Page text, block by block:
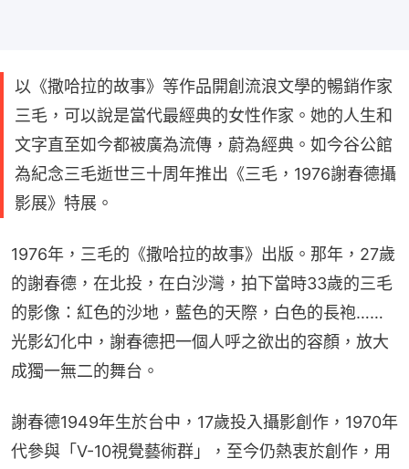
以《撒哈拉的故事》等作品開創流浪文學的暢銷作家
三毛，可以說是當代最經典的女性作家。她的人生和
文字直至如今都被廣為流傳，蔚為經典。如今谷公館
為紀念三毛逝世三十周年推出《三毛，1976謝春德攝
影展》特展。
1976年，三毛的《撒哈拉的故事》出版。那年，27歲
的謝春德，在北投，在白沙灣，拍下當時33歲的三毛
的影像：紅色的沙地，藍色的天際，白色的長袍……
光影幻化中，謝春德把一個人呼之欲出的容顏，放大
成獨一無二的舞台。
謝春德1949年生於台中，17歲投入攝影創作，1970年
代參與「V-10視覺藝術群」，至今仍熱衷於創作，用